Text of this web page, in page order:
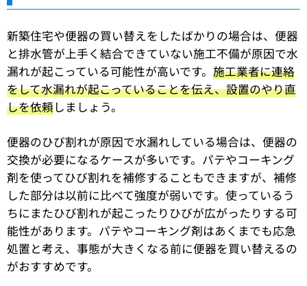
新築住宅や便器の買い替えをしたばかりの場合は、便器
と排水管が上手く結合できていない施工不備が原因で水
漏れが起こっている可能性が高いです。 施工業者に連絡
をして水漏れが起こっていることを伝え、設置のやり直
しを依頼しましょう。
便器のひび割れが原因で水漏れしている場合は、便器の
交換が必要になるケースが多いです。パテやコーキング
剤を使ってひび割れを補修することもできますが、補修
した部分は以前に比べて強度が弱いです。使っているう
ちにまたひび割れが起こったりひびが広がったりする可
能性があります。パテやコーキング剤はあくまでも応急
処置と考え、事態が大きくなる前に便器を買い替えるの
がおすすめです。